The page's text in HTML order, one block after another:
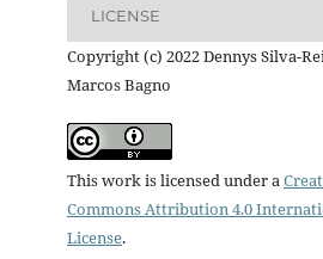
LICENSE
Copyright (c) 2022 Dennys Silva-
Marcos Bagno
This work is licensed under a
Commons Attribution 4.0
License.